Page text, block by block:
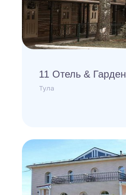
11 Отель & Гарден
Тула